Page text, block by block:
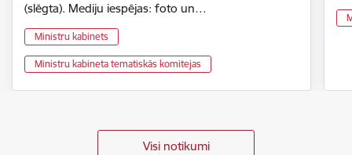
(slēgta). Mediju iespējas: foto un…
Ministru kabinets
Ministru kabineta tematiskās komitejas
Visi notikumi